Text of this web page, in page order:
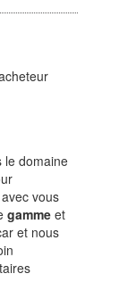
le domaine
vous
gamme et
et nous